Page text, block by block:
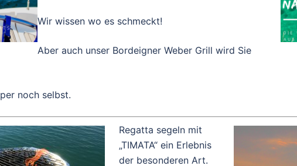
Wir wissen wo es schmeckt!
Aber auch unser Bordeigner Weber Grill wird Sie
noch selbst.
Regatta segeln mit
„TIMATA“ ein Erlebnis
der besonderen Art.